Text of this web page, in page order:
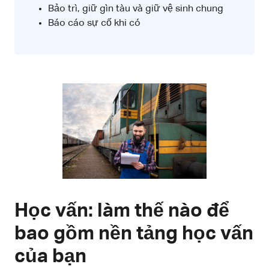
Bảo trì, giữ gìn tàu và giữ vệ sinh chung
Báo cáo sự cố khi có
Học vấn: làm thế nào để
bao gồm nền tảng học vấn
của bạn